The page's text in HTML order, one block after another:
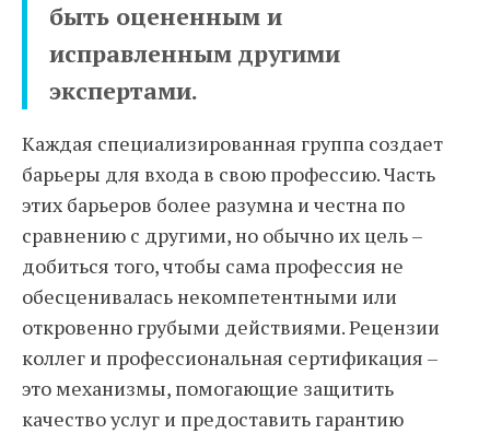
быть оцененным и
исправленным другими
экспертами.
Каждая специализированная группа создает
барьеры для входа в свою профессию. Часть
этих барьеров более разумна и честна по
сравнению с другими, но обычно их цель –
добиться того, чтобы сама профессия не
обесценивалась некомпетентными или
откровенно грубыми действиями. Рецензии
коллег и профессиональная сертификация –
это механизмы, помогающие защитить
качество услуг и предоставить гарантию